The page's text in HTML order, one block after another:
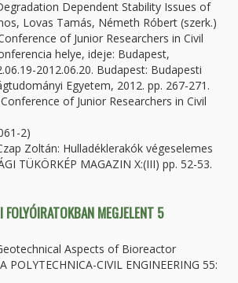
Dependent Stability Issues of
Lovas Tamás, Németh Róbert (szerk.)
of Junior Researchers in Civil
helye, ideje: Budapest,
2012.06.20. Budapest: Budapesti
Egyetem, 2012. pp. 267-271.
of Junior Researchers in Civil
2)
Zoltán: Hulladéklerakók végeselemes
TÜKÖRKÉP MAGAZIN X:(III) pp. 52-53.
FOLYÓIRATOKBAN MEGJELENT 5
Aspects of Bioreactor
POLYTECHNICA-CIVIL ENGINEERING 55: